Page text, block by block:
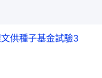
供種子基金試驗3